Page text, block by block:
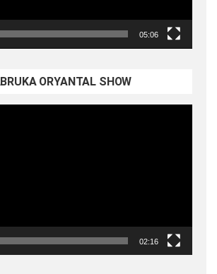
05:06
ORYANTAL SHOW
02:16